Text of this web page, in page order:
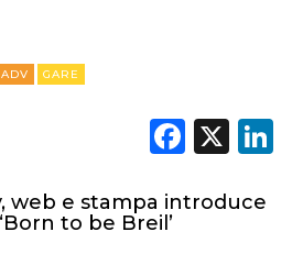
ADV GARE
X
web e stampa introduce
to be Breil’